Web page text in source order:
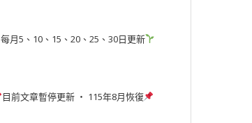
每月5、10、15、20、25、30日更新
目前文章暫停更新 ‧ 115年8月恢復